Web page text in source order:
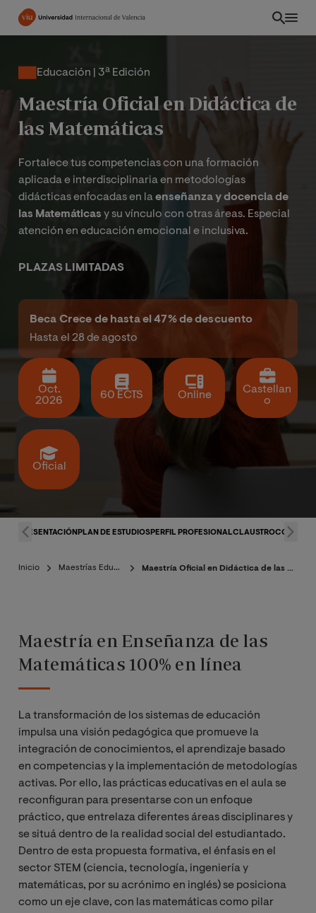
Pasar
EC
Educación | 3ª Edición
Maestría Oficial en Didáctica de
las Matemáticas
Fortalece tus competencias con una formación
aplicada e interdisciplinaria en metodologías
didácticas enfocadas en laenseñanza y docencia de
las Matemáticas y su vínculo con otras áreas. Especial
atención en educación emocional e inclusiva.
PLAZAS LIMITADAS
Oct.
2026
60 ECTS Online
Castellan
o
Oficial
Beca Crece de hasta el 47% de descuento
Hasta el 28 de agosto
PRESENTACIÓN PLAN DE ESTUDIOSPERFIL PROFESIONALCLAUSTRO
Inicio Maestrías Educación Maestría Oficial en Didáctica de las Matemáticas
Maestría en Enseñanza de las
Matemáticas 100% en línea
La transformación de los sistemas de educación
impulsa una visión pedagógica que promueve la
integración de conocimientos, el aprendizaje basado
en competencias y la implementación de metodologías
activas. Por ello, las prácticas educativas en el aula se
reconfiguran para presentarse con un enfoque
práctico, que entrelaza diferentes áreas disciplinares y
se situá dentro de la realidad social del estudiantado.
Dentro de esta propuesta formativa, el énfasis en el
sector STEM (ciencia, tecnología, ingeniería y
matemáticas, por su acrónimo en inglés) se posiciona
como un eje clave, con las matemáticas como pilar